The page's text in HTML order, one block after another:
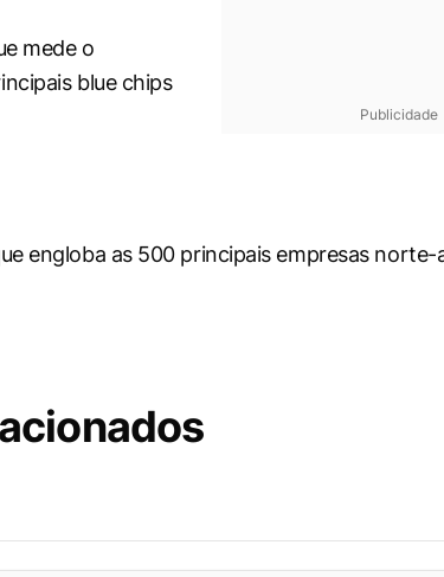
Publicidade
mede o
blue chips
engloba as 500 principais empresas norte-